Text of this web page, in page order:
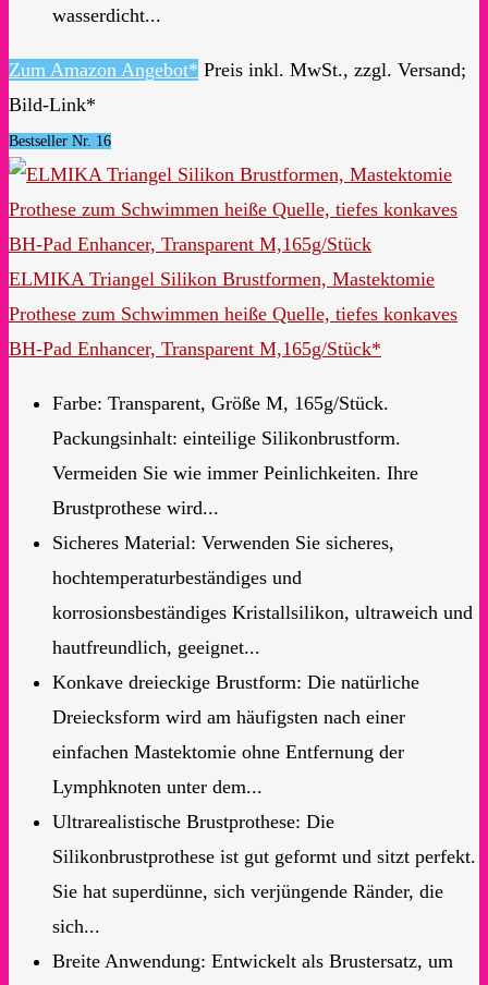
wasserdicht...
Zum Amazon Angebot* Preis inkl. MwSt., zzgl. Versand;
Bild-Link*
Bestseller Nr. 16
ELMIKA Triangel Silikon Brustformen, Mastektomie
Prothese zum Schwimmen heiße Quelle, tiefes konkaves
BH-Pad Enhancer, Transparent M,165g/Stück*
Farbe: Transparent, Größe M, 165g/Stück.
Packungsinhalt: einteilige Silikonbrustform.
Vermeiden Sie wie immer Peinlichkeiten. Ihre
Brustprothese wird...
Sicheres Material: Verwenden Sie sicheres,
hochtemperaturbeständiges und
korrosionsbeständiges Kristallsilikon, ultraweich und
hautfreundlich, geeignet...
Konkave dreieckige Brustform: Die natürliche
Dreiecksform wird am häufigsten nach einer
einfachen Mastektomie ohne Entfernung der
Lymphknoten unter dem...
Ultrarealistische Brustprothese: Die
Silikonbrustprothese ist gut geformt und sitzt perfekt.
Sie hat superdünne, sich verjüngende Ränder, die
sich...
Breite Anwendung: Entwickelt als Brustersatz, um